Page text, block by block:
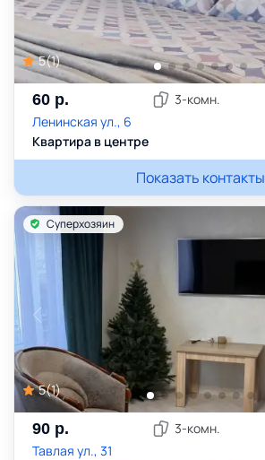
5(1)
60 р. 3-комн.
Ленинская ул., 6
Квартира в центре
Показать контакты
Суперхозяин
5(1)
90 р. 3-комн.
Тавлая ул., 31